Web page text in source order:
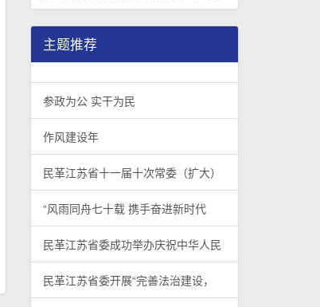
主题推荐
参政为公 实干为民
作风建设年
民革江苏省十一届十次常委（扩大）
“风雨同舟七十载 携手奋进新时代
民革江苏省委成功举办庆祝中华人民
民革江苏省委开展“完善法治建设，